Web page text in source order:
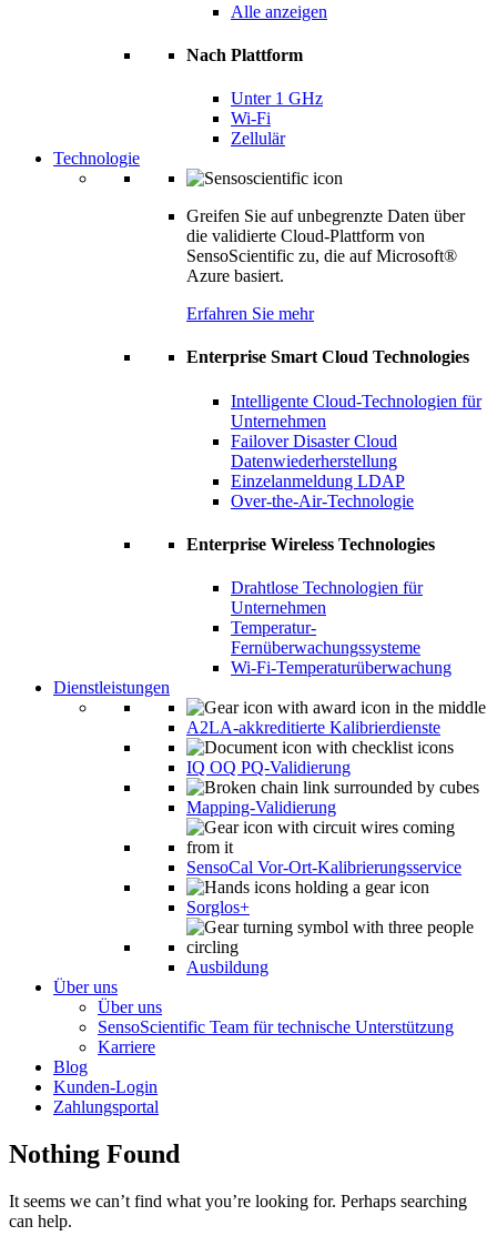
Alle anzeigen
Nach Plattform
Unter 1 GHz
Wi-Fi
Zellulär
Technologie
Greifen Sie auf unbegrenzte Daten über
die validierte Cloud-Plattform von
SensoScientific zu, die auf Microsoft®
Azure basiert.
Erfahren Sie mehr
Enterprise Smart Cloud Technologies
Intelligente Cloud-Technologien für
Unternehmen
Failover Disaster Cloud
Datenwiederherstellung
Einzelanmeldung LDAP
Over-the-Air-Technologie
Enterprise Wireless Technologies
Drahtlose Technologien für
Unternehmen
Temperatur-
Fernüberwachungssysteme
Wi-Fi-Temperaturüberwachung
Dienstleistungen
A2LA-akkreditierte Kalibrierdienste
IQ OQ PQ-Validierung
Mapping-Validierung
SensoCal Vor-Ort-Kalibrierungsservice
Sorglos+
Ausbildung
Über uns
Über uns
SensoScientific Team für technische Unterstützung
Karriere
Blog
Kunden-Login
Zahlungsportal
Nothing Found
It seems we can’t find what you’re looking for. Perhaps searching
can help.